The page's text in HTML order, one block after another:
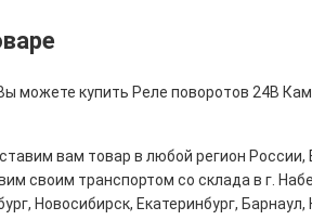
можете купить Реле поворотов 24В
вам товар в любой регион России,
своим транспортом со склада в г.
Новосибирск, Екатеринбург,